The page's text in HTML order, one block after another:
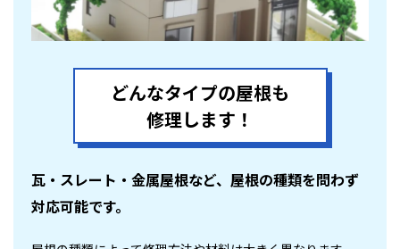
どんなタイプの屋根も
修理します！
瓦・スレート・金属屋根など、屋根の種類を問わず
対応可能です。